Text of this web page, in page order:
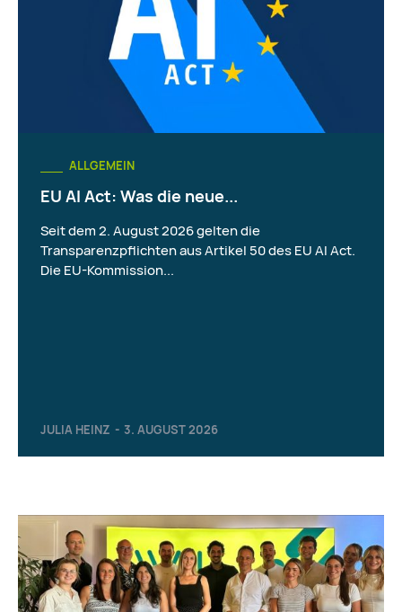
ALLGEMEIN
EU AI Act: Was die neue...
JULIA HEINZ - 3. AUGUST 2026
Seit dem 2. August 2026 gelten die
Transparenzpflichten aus Artikel 50 des EU AI Act.
Die EU-Kommission...